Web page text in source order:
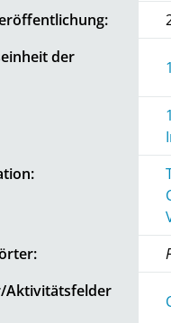
der
Aktivitätsfelder